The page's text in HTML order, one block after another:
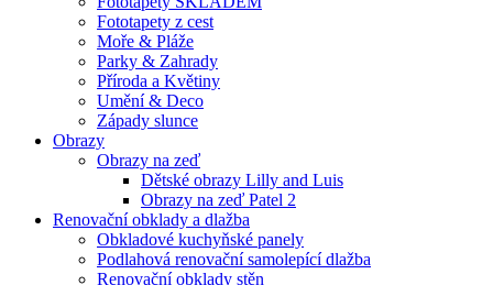
Fototapety z cest
Moře & Pláže
Parky & Zahrady
Příroda a Květiny
Umění & Deco
Západy slunce
Obrazy
Obrazy na zeď
Dětské obrazy Lilly and Luis
Obrazy na zeď Patel 2
Renovační obklady a dlažba
Obkladové kuchyňské panely
Podlahová renovační samolepící dlažba
Renovační obklady stěn